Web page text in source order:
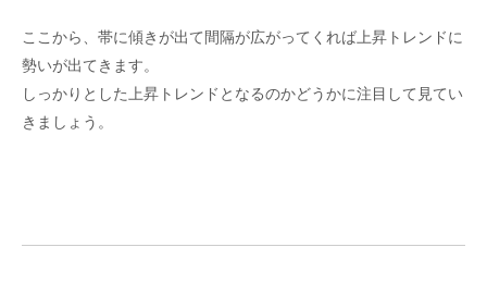
ここから、帯に傾きが出て間隔が広がってくれば上昇トレンドに
勢いが出てきます。
しっかりとした上昇トレンドとなるのかどうかに注目して見てい
きましょう。